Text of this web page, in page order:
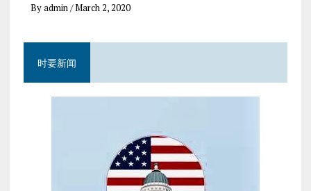
By admin/ March 2, 2020
时要新闻